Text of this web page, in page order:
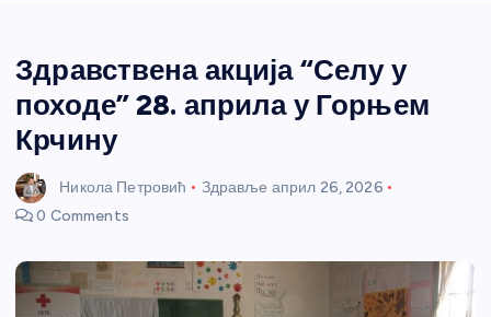
и портал
Здравствена акција “Селу у
походе” 28. априла у Горњем
Крчину
Никола Петровић Здравље април 26, 2026
0 Comments